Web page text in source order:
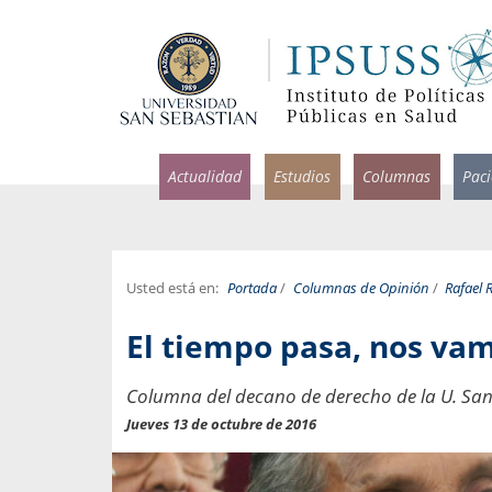
Actualidad Estudios Columnas
Usted está en: Portada/ Columnas de Opinión / Rafael
El tiempo pasa, nos
Columna del decano de derecho de la U.
Jueves 13 de octubre de 2016
médicas y
Infectólogo y profesor
Medicina, Universidad
Usamos la palabra
una enfermedad